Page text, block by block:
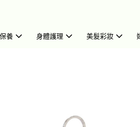
養 身體護理 美髮彩妝